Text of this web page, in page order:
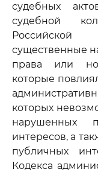
судебных
судебной
существенные
права или
которые
которых
нарушенных
интересов, а
публичных
Кодекса